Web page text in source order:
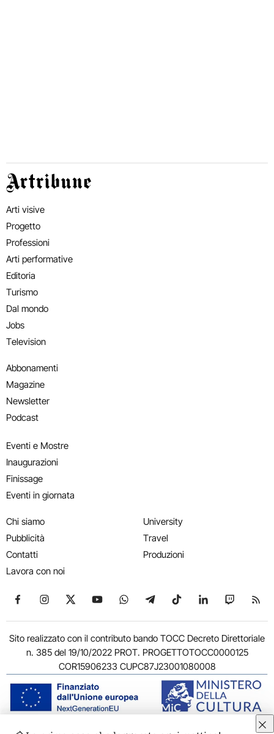
Artribune
Arti visive
Progetto
Professioni
Arti performative
Editoria
Turismo
Dal mondo
Jobs
Television
Abbonamenti
Magazine
Newsletter
Podcast
Eventi e Mostre
Inaugurazioni
Finissage
Eventi in giornata
Chi siamo
Pubblicità
Contatti
Lavora con noi
University
Travel
Produzioni
Seguici su Facebook
Seguici su Instagram
Seguici su X
Seguici su YouTube
Seguici su WhatsApp
Seguici su Telegram
Seguici su TikTok
Seguici su
Seguici
Sito realizzato con il contributo bando TOCC Decreto Direttoriale
n. 385 del 19/10/2022 PROT. PROGETTOTOCC0000125
COR15906233 CUPC87J23001080008